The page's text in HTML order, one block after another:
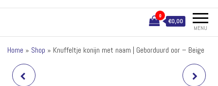
MENU
0
€0,00
Home » Shop » Knuffeltje konijn met naam | Geborduurd oor – Beige